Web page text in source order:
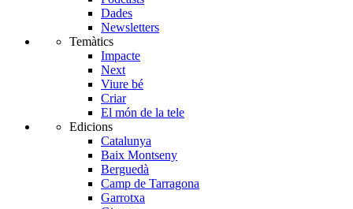
Dades
Newsletters
Temàtics
Impacte
Next
Viure bé
Criar
El món de la tele
Edicions
Catalunya
Baix Montseny
Berguedà
Camp de Tarragona
Garrotxa